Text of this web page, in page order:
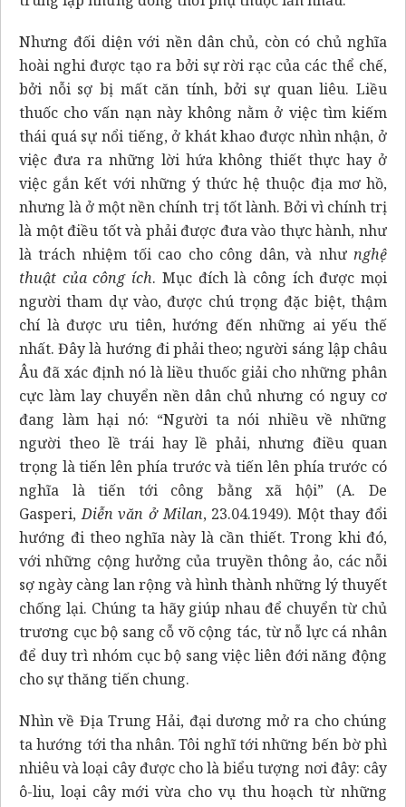
Nhưng đối diện với nền dân chủ, còn có chủ nghĩa
hoài nghi được tạo ra bởi sự rời rạc của các thể chế,
bởi nỗi sợ bị mất căn tính, bởi sự quan liêu. Liều
thuốc cho vấn nạn này không nằm ở việc tìm kiếm
thái quá sự nổi tiếng, ở khát khao được nhìn nhận, ở
việc đưa ra những lời hứa không thiết thực hay ở
việc gắn kết với những ý thức hệ thuộc địa mơ hồ,
nhưng là ở một nền chính trị tốt lành. Bởi vì chính trị
là một điều tốt và phải được đưa vào thực hành, như
là trách nhiệm tối cao cho công dân, và như nghệ
thuật của công ích. Mục đích là công ích được mọi
người tham dự vào, được chú trọng đặc biệt, thậm
chí là được ưu tiên, hướng đến những ai yếu thế
nhất. Đây là hướng đi phải theo; người sáng lập châu
Âu đã xác định nó là liều thuốc giải cho những phân
cực làm lay chuyển nền dân chủ nhưng có nguy cơ
đang làm hại nó: “Người ta nói nhiều về những
người theo lề trái hay lề phải, nhưng điều quan
trọng là tiến lên phía trước và tiến lên phía trước có
nghĩa là tiến tới công bằng xã hội” (A. De
Gasperi,Diễn văn ở Milan, 23.04.1949). Một thay đổi
hướng đi theo nghĩa này là cần thiết. Trong khi đó,
với những cộng hưởng của truyền thông ảo, các nỗi
sợ ngày càng lan rộng và hình thành những lý thuyết
chống lại. Chúng ta hãy giúp nhau để chuyển từ chủ
trương cục bộ sang cỗ võ cộng tác, từ nỗ lực cá nhân
để duy trì nhóm cục bộ sang việc liên đới năng động
cho sự thăng tiến chung.
Nhìn về Địa Trung Hải, đại dương mở ra cho chúng
ta hướng tới tha nhân. Tôi nghĩ tới những bến bờ phì
nhiêu và loại cây được cho là biểu tượng nơi đây: cây
ô-liu, loại cây mới vừa cho vụ thu hoạch từ những